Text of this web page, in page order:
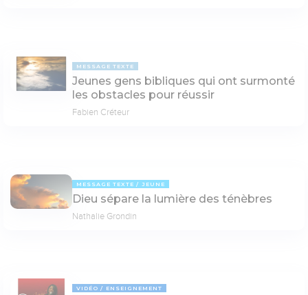
MESSAGE TEXTE
Jeunes gens bibliques qui ont surmonté
les obstacles pour réussir
Fabien Créteur
MESSAGE TEXTE JEUNE
Dieu sépare la lumière des ténèbres
Nathalie Grondin
VIDÉO ENSEIGNEMENT